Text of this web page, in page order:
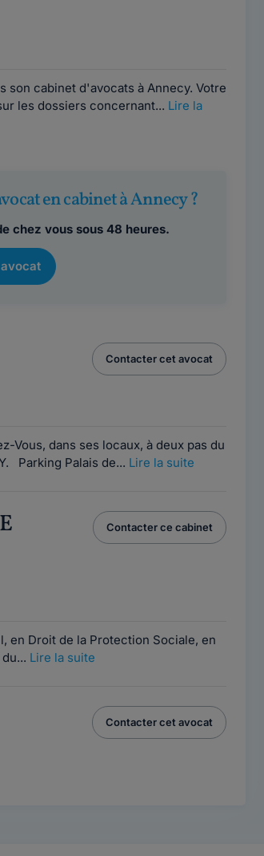
son cabinet d'avocats à Annecy. Votre
les dossiers concernant... Lire la
en cabinet à Annecy ?
chez vous sous 48 heures.
Contacter cet avocat
Vous, dans ses locaux, à deux pas du
Parking Palais de... Lire la suite
Contacter ce cabinet
en Droit de la Protection Sociale, en
Lire la suite
Contacter cet avocat